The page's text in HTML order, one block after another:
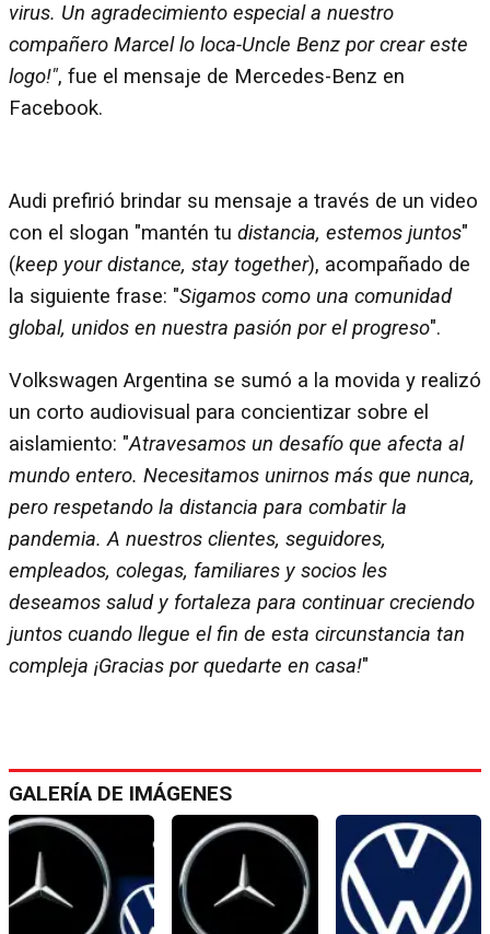
virus. Un agradecimiento especial a nuestro
compañero Marcel lo loca-Uncle Benz por crear este
logo!", fue el mensaje de Mercedes-Benz en
Facebook.
Audi prefirió brindar su mensaje a través de un video
con el slogan "mantén tu distancia, estemos juntos"
(keep your distance, stay together), acompañado de
la siguiente frase: "Sigamos como una comunidad
global, unidos en nuestra pasión por el progreso".
Volkswagen Argentina se sumó a la movida y realizó
un corto audiovisual para concientizar sobre el
aislamiento: "Atravesamos un desafío que afecta al
mundo entero. Necesitamos unirnos más que nunca,
pero respetando la distancia para combatir la
pandemia. A nuestros clientes, seguidores,
empleados, colegas, familiares y socios les
deseamos salud y fortaleza para continuar creciendo
juntos cuando llegue el fin de esta circunstancia tan
compleja ¡Gracias por quedarte en casa!"
GALERÍA DE IMÁGENES